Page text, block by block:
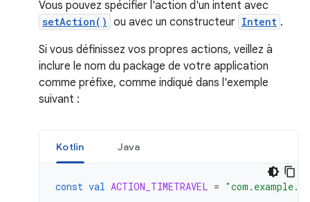
Vous pouvez spécifier l'action d'un intent avec
setAction() ou avec un constructeur Intent .
Si vous définissez vos propres actions, veillez à
inclure le nom du package de votre application
comme préfixe, comme indiqué dans l'exemple
suivant :
Kotlin Java
const val ACTION_TIMETRAVEL =